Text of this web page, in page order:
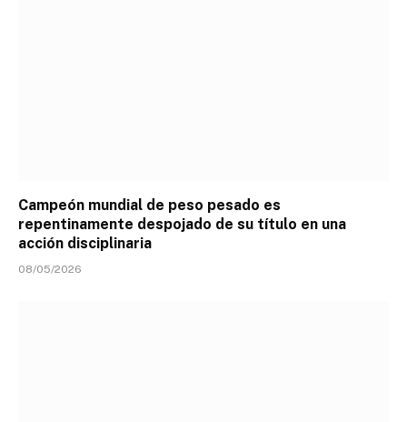
Campeón mundial de peso pesado es
repentinamente despojado de su título en una
acción disciplinaria
08/05/2026